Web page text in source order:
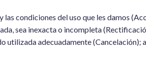
condiciones del uso que les damos
sea inexacta o incompleta
utilizada adecuadamente (Cancelación);